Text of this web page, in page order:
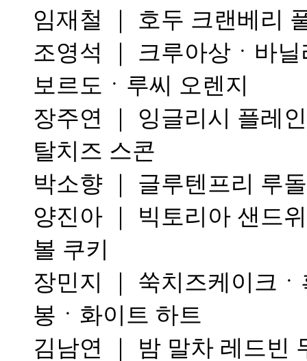
임재철 ｜ 호두 크랜베리
조영석 ｜ 크루아상ㆍ바
보르도ㆍ루씨 오렌지
장주연 ｜ 잉글리시 플레
탈치즈 스콘
박소향 ｜ 글루텐프리 루
양진아 ｜ 빅토리아 샌드
볼 쿠키
장민지 ｜ 쑥치즈케이크
봉ㆍ화이트 하트
김남연 ｜ 밤 말차 레드